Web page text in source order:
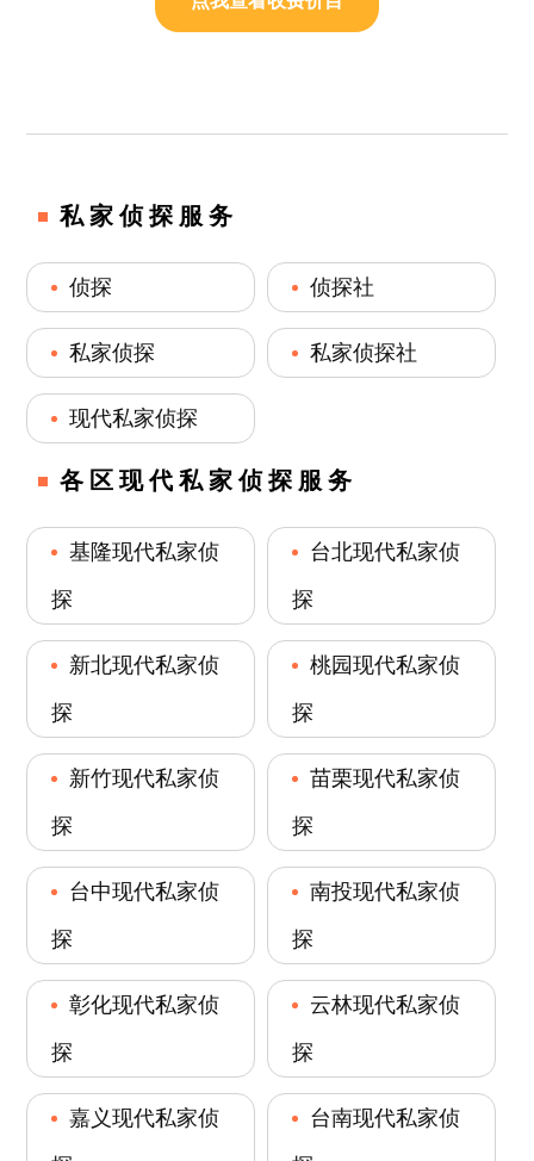
私家侦探服务
侦探 侦探社
私家侦探 私家侦探社
现代私家侦探
各区现代私家侦探服务
基隆现代私家侦
探
台北现代私家侦
探
新北现代私家侦
探
桃园现代私家侦
探
新竹现代私家侦
探
苗栗现代私家侦
探
台中现代私家侦
探
南投现代私家侦
探
彰化现代私家侦
探
云林现代私家侦
探
嘉义现代私家侦
台南现代私家侦